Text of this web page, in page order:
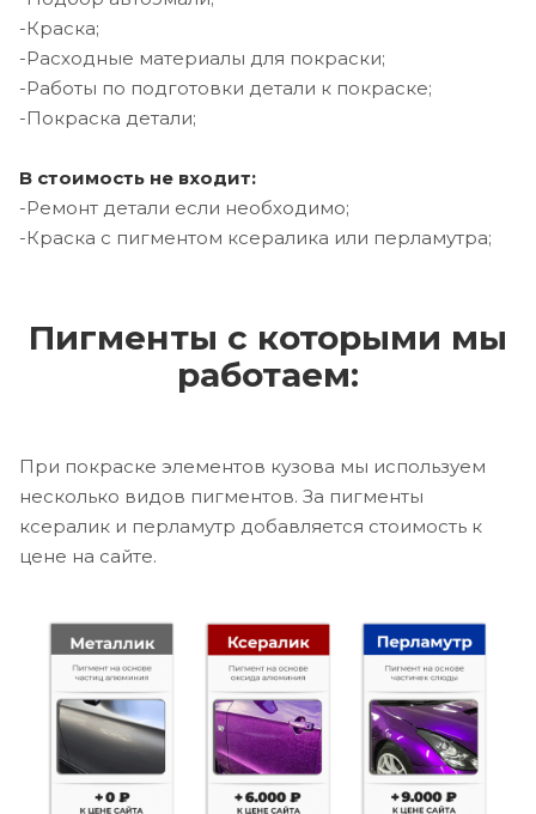
-Краска;
-Расходные материалы для покраски;
-Работы по подготовки детали к покраске;
-Покраска детали;
В стоимость не входит:
-Ремонт детали если необходимо;
-Краска с пигментом ксералика или перламутра;
Пигменты с которыми мы
работаем:
При покраске элементов кузова мы используем
несколько видов пигментов. За пигменты
ксералик и перламутр добавляется стоимость к
цене на сайте.